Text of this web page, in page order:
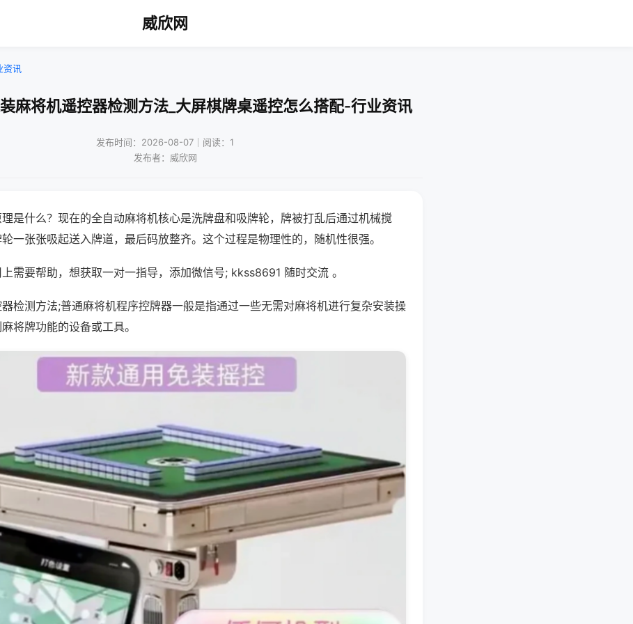
威欣网
资讯
麻将机遥控器检测方法_大屏棋牌桌遥控怎么搭配-行业资讯
发布时间：2026-08-07｜阅读：1
发布者：威欣网
是什么？现在的全自动麻将机核心是洗牌盘和吸牌轮，牌被打乱后通过机械搅
一张张吸起送入牌道，最后码放整齐。这个过程是物理性的，随机性很强。
需要帮助，想获取一对一指导，添加微信号; kkss8691 随时交流 。
检测方法;普通麻将机程序控牌器一般是指通过一些无需对麻将机进行复杂安装操
将牌功能的设备或工具。